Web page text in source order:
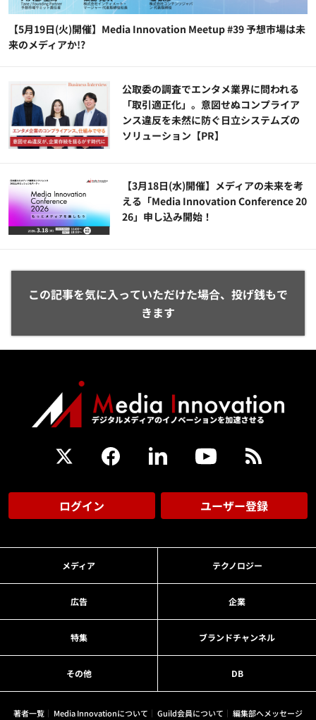
【5月19日(火)開催】Media Innovation Meetup #39 予想市場は未
来のメディアか!?
公​​取委の調査でエンタメ業界に問われる
「取引適正化」。意図せぬコンプライア
ンス違反を未然に防ぐ日立システムズの
ソリューション​【PR】
【3月18日(水)開催】メディアの未来を考
える「Media Innovation Conference 20
26」申し込み開始！
この記事を気に入っていただけた場合、投げ銭もで
きます
ログイン ユーザー登録
メディア テクノロジー
広告 企業
特集 ブランドチャンネル
その他 DB
著者一覧 Media Innovationについて Guild会員について 編集部へメッセージ